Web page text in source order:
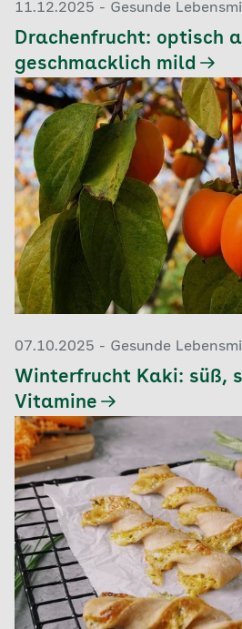
11.12.2025 - Gesunde
Drachenfrucht: optisch
geschmacklich mild
07.10.2025 - Gesunde
Winterfrucht Kaki: süß,
Vitamine